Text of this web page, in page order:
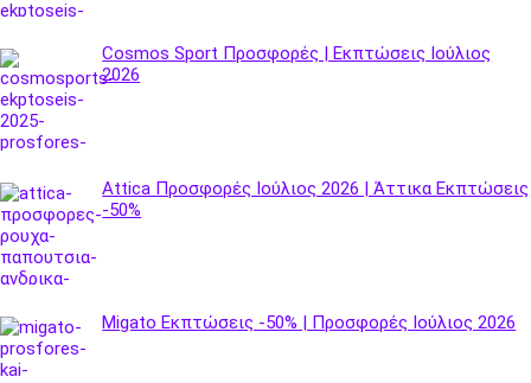
Cosmos Sport Προσφορές | Εκπτώσεις Ιούλιος
2026
Attica Προσφορές Ιούλιος 2026 | Άττικα Εκπτώσεις
-50%
Migato Εκπτώσεις -50% | Προσφορές Ιούλιος 2026